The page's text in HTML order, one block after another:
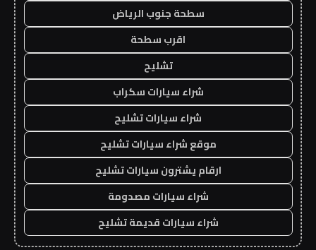
سطحة جنوب الرياض
اقرب سطحة
تشليح
شراء سيارات سكراب
شراء سيارات تشليح
موقع شراء سيارات تشليح
ارقام يشترون سيارات تشليح
شراء سيارات مصدومة
شراء سيارات قديمة تشليح